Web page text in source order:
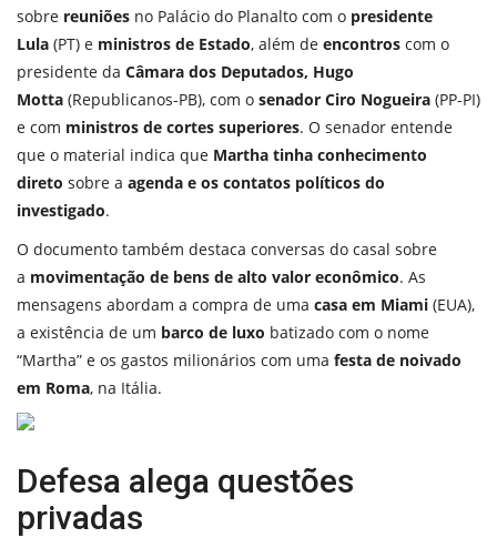
sobre reuniões no Palácio do Planalto com o presidente
Lula (PT) e ministros de Estado, além de encontros com o
presidente da Câmara dos Deputados, Hugo
Motta (Republicanos-PB), com o senador Ciro Nogueira (PP-PI)
e com ministros de cortes superiores. O senador entende
que o material indica que Martha tinha conhecimento
direto sobre a agenda e os contatos políticos do
investigado.
O documento também destaca conversas do casal sobre
a movimentação de bens de alto valor econômico. As
mensagens abordam a compra de uma casa em Miami (EUA),
a existência de um barco de luxo batizado com o nome
“Martha” e os gastos milionários com uma festa de noivado
em Roma, na Itália.
Defesa alega questões
privadas